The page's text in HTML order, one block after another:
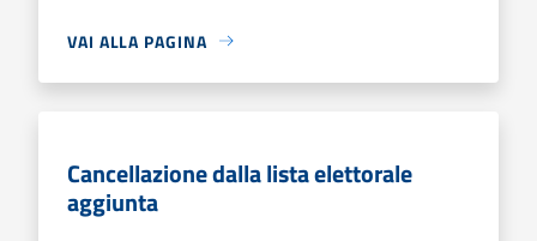
VAI ALLA PAGINA
Cancellazione dalla lista elettorale
aggiunta